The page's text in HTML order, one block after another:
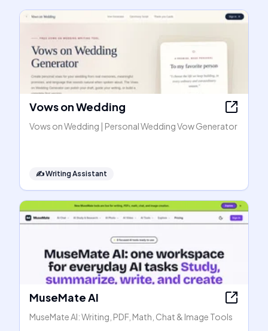
Vows on Wedding
Vows on Wedding | Personal Wedding Vow Generator
✍️Writing Assistant
MuseMate AI
MuseMate AI: Writing, PDF, Math, Chat & Image Tools